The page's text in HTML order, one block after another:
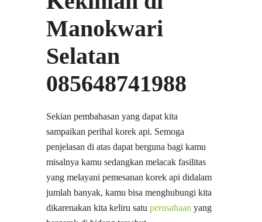
Manokwari
Selatan
085648741988
Sekian pembahasan yang dapat kita
sampaikan perihal korek api. Semoga
penjelasan di atas dapat berguna bagi kamu
misalnya kamu sedangkan melacak fasilitas
yang melayani pemesanan korek api didalam
jumlah banyak, kamu bisa menghubungi kita
dikarenakan kita keliru satu perusahaan yang